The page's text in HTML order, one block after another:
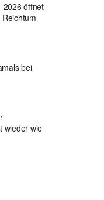
2026 öffnet
bei
wieder wie